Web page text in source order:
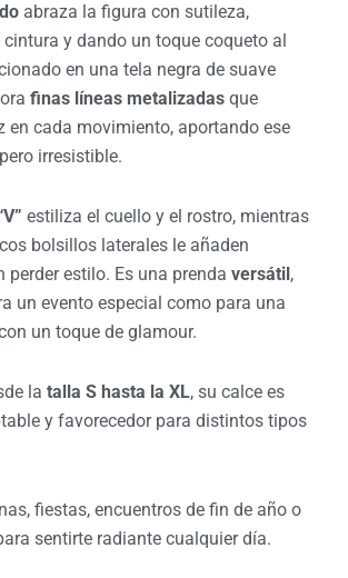
abraza la figura con sutileza,
y dando un toque coqueto al
en una tela negra de suave
finas líneas metalizadasque
en cada movimiento, aportando ese
irresistible.
estiliza el cuello y el rostro, mientras
bolsillos laterales le añaden
perder estilo. Es una prenda versátil ,
un evento especial como para una
un toque de glamour.
la talla S hasta la XL, su calce es
y favorecedor para distintos tipos
fiestas, encuentros de fin de año o
sentirte radiante cualquier día.